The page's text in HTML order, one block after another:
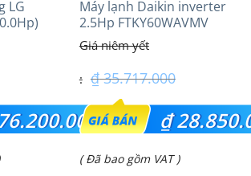
LG
Máy lạnh Daikin inverter
2.5Hp FTKY60WAVMV
₫35.717.000
Giá
gốc
là:
₫
Giá
( Đã bao gồm VAT )